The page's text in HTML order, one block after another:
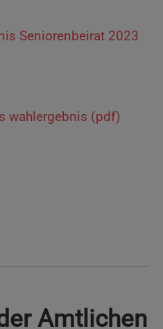
Seniorenbeirat 2023
wahlergebnis (pdf)
Amtlichen